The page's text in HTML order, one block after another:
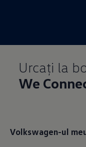
Urcați la
We
Volkswagen-ul